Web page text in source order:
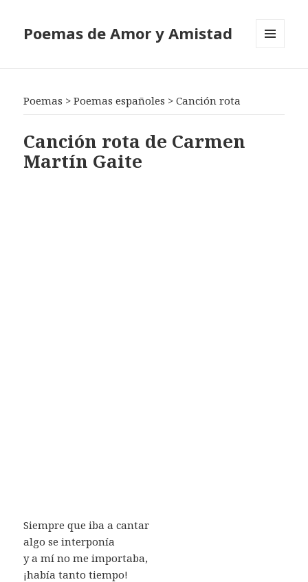
Poemas de Amor y Amistad
Poemas >Poemas españoles >Canción rota
Canción rota de Carmen
Martín Gaite
Siempre que iba a cantar
algo se interponía
y a mí no me importaba,
¡había tanto tiempo!